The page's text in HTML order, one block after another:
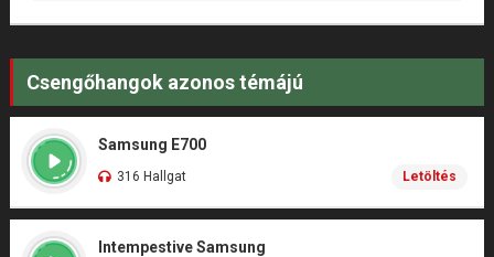
Csengőhangok azonos témájú
Samsung E700
316 Hallgat Letöltés
Intempestive Samsung